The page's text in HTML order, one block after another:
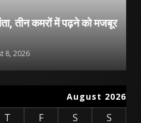
तीन कमरों में पढ़ने को मजबूर
8, 2026
August 2026
T F S S